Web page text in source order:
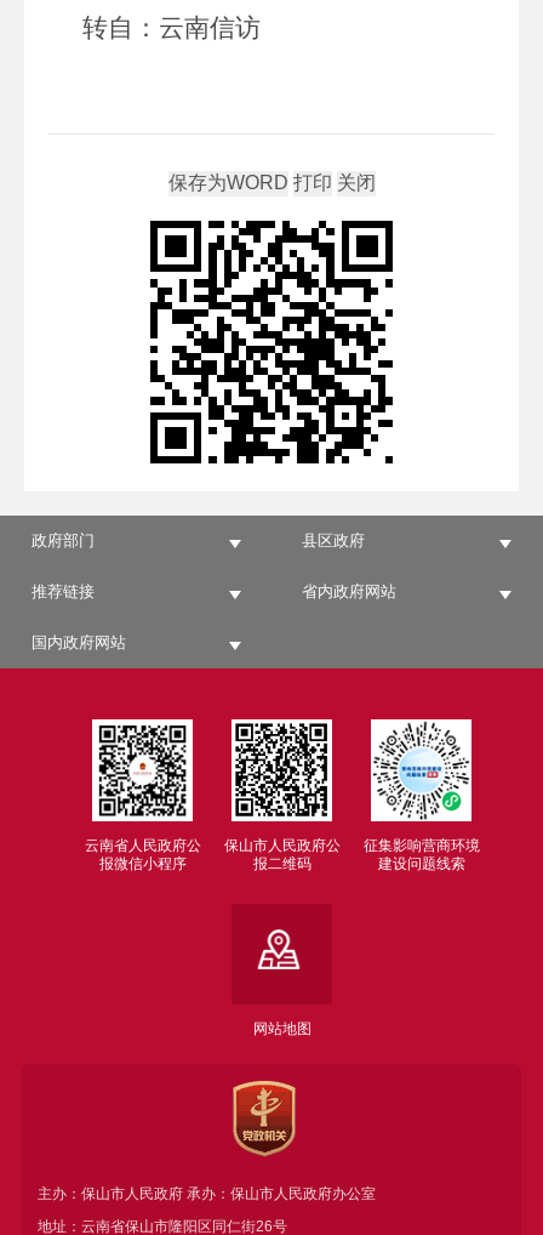
转自：云南信访
政府部门 县区政府
推荐链接 省内政府网站
国内政府网站
云南省人民政府公
报微信小程序
保山市人民政府公
报二维码
征集影响营商环境
建设问题线索
网站地图
主办：保山市人民政府 承办：保山市人民政府办公室
地址：云南省保山市隆阳区同仁街26号